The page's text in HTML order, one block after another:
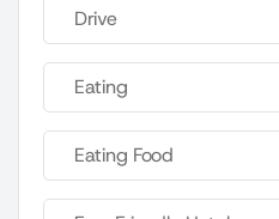
Drive
Eating
Eating Food